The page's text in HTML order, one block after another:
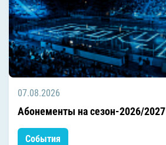
07.08.2026
Абонементы на сезон-2026/2027
События